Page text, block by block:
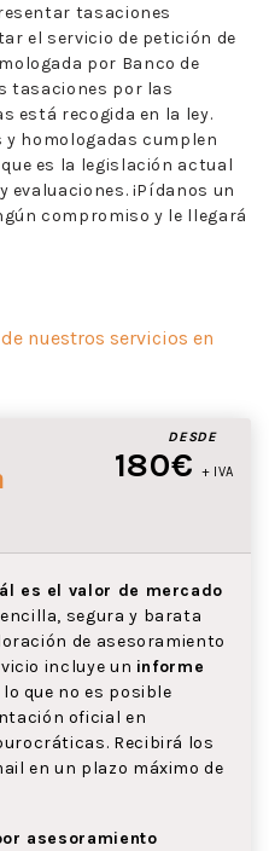
tasaciones
el servicio de petición de
por Banco de
tasaciones por las
está recogida en la ley.
homologadas cumplen
es la legislación actual
¡Pídanos un
compromiso y le llegará
nuestros servicios en
DESDE
180€ + IVA
es el valor de mercado
segura y barata
de asesoramiento
incluye un informe
lo que no es posible
oficial en
Recibirá los
en un plazo máximo de
asesoramiento